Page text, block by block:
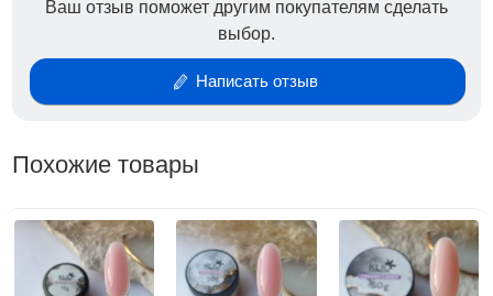
предназначен не только для моделирования, а
ногтевой пластины.
Удобен в работе как новичкам, так и для мастеров с
Примечание
стандартов, и не содержат едкие кислоты. Несмотря
на то, что они заявлены как однофазные,
рекомендуется выкладывать гель на тонкую
Ваш отзыв поможет другим покупателям сделать
выбор.
Написать отзыв
Похожие товары